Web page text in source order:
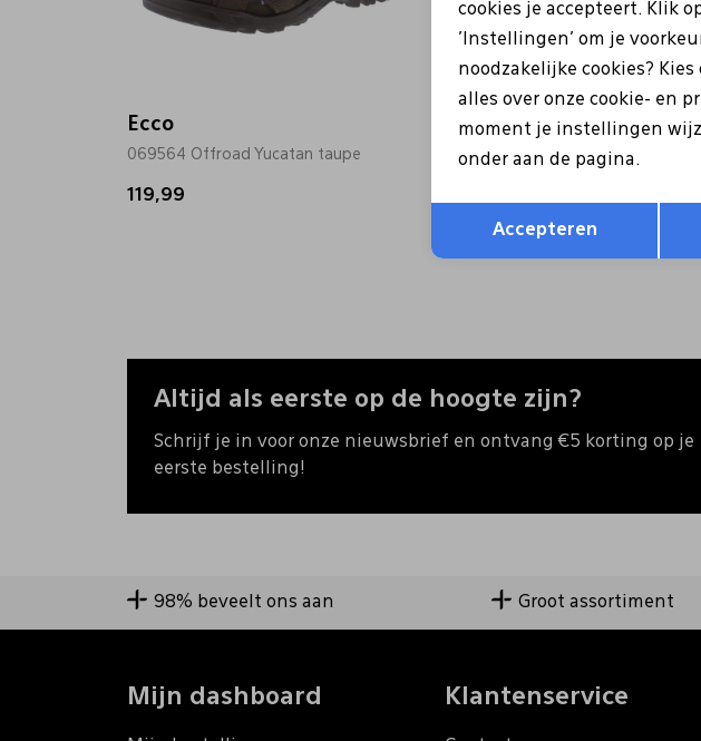
Ecco
069564 Offroad Yucatan taupe
119,99
Ecco
069564 Offroad Yucatan zwart
Altijd als eerste op de hoogte zijn?
Schrijf je in voor onze nieuwsbrief en ontvang €5 korting op je
eerste bestelling!
98% beveelt ons aan Groot assortiment
Mijn dashboard Klantenservice
cookies je accepteert. Klik
'Instellingen' om je
noodzakelijke cookies?
alles over onze cookie- en
moment je instellingen
onder aan de pagina.
Accepteren